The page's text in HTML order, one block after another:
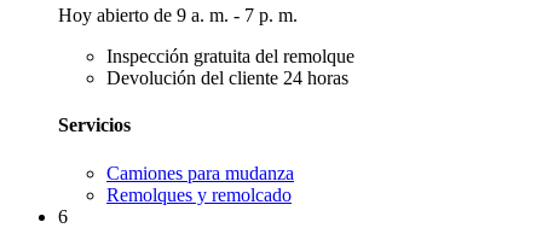
Hoy abierto de 9 a. m. - 7 p. m.
Inspección gratuita del remolque
Devolución del cliente 24 horas
Servicios
Camiones para mudanza
Remolques y remolcado
6